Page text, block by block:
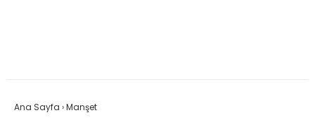
Ana Sayfa ›Manşet